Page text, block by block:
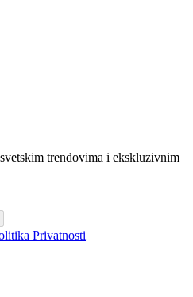
trendovima i ekskluzivnim
Privatnosti